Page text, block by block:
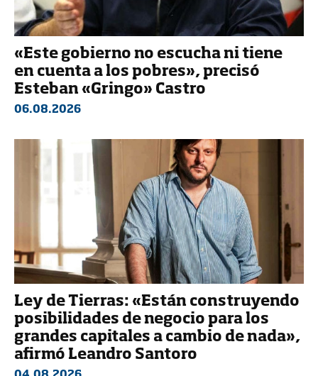
«Este gobierno no escucha ni tiene
en cuenta a los pobres», precisó
Esteban «Gringo» Castro
06.08.2026
Ley de Tierras: «Están construyendo
posibilidades de negocio para los
grandes capitales a cambio de nada»,
afirmó Leandro Santoro